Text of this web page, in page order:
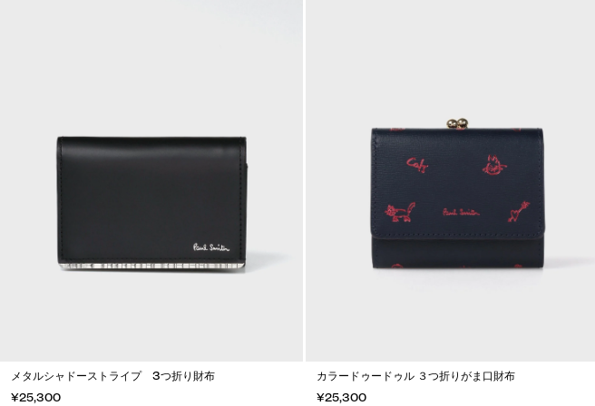
メタルシャドーストライプ 3つ折り財布
¥25,300
カラードゥードゥル ３つ折りがま口財布
¥25,300